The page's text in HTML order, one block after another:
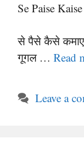
Se Paise
People
से पैसे कैसे कमाए
गूगल … Read
Leave a